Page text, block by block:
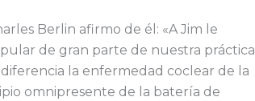
Berlin afirmo de él: «A Jim le
de gran parte de nuestra práctica
la enfermedad coclear de la
omnipresente de la batería de